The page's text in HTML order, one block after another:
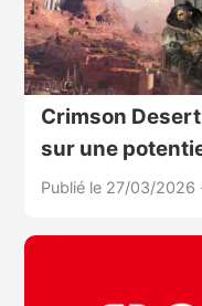
Crimson
sur une
Publié le 27/03/2026 ·